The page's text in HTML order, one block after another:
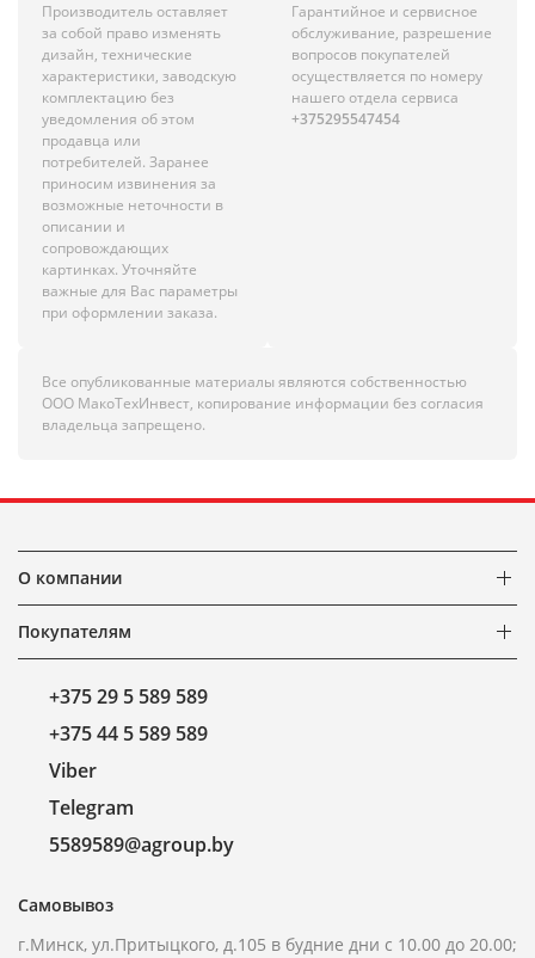
Производитель оставляет
за собой право изменять
дизайн, технические
характеристики, заводскую
комплектацию без
уведомления об этом
продавца или
потребителей. Заранее
приносим извинения за
возможные неточности в
описании и
сопровождающих
картинках. Уточняйте
важные для Вас параметры
при оформлении заказа.
Гарантийное и сервисное
обслуживание, разрешение
вопросов покупателей
осуществляется по номеру
нашего отдела сервиса
+375295547454
Все опубликованные материалы являются собственностью
ООО МакоТехИнвест, копирование информации без согласия
владельца запрещено.
О компании
Покупателям
+375 29 5 589 589
+375 44 5 589 589
Viber
Telegram
5589589@agroup.by
Самовывоз
г.Минск, ул.Притыцкого, д.105 в будние дни с 10.00 до 20.00;